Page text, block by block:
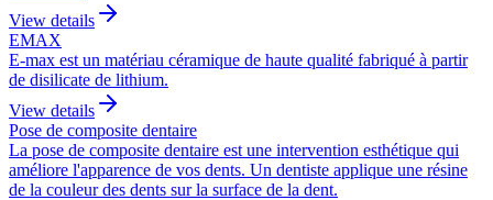
View details
EMAX
E-max est un matériau céramique de haute qualité fabriqué à partir
de disilicate de lithium.
View details
Pose de composite dentaire
La pose de composite dentaire est une intervention esthétique qui
améliore l'apparence de vos dents. Un dentiste applique une résine
de la couleur des dents sur la surface de la dent.